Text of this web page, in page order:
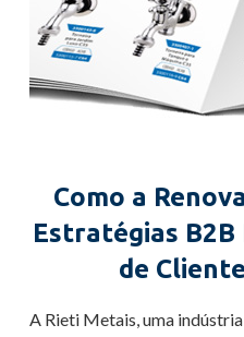
Como a
Estratégias B2B
de
A RietiMetais , uma